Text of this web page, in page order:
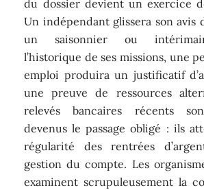
du dossier devient un exercice
Un indépendant glissera son avis
un saisonnier ou
l’historique de ses missions, une
emploi produira un justificatif
une preuve de ressources
relevés bancaires récents
devenus le passage obligé : ils
régularité des rentrées
gestion du compte. Les
examinent scrupuleusement la